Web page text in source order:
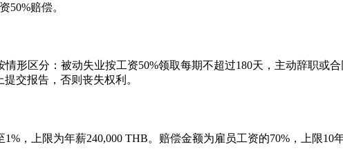
50%赔偿。
情形区分：被动失业按工资50%领取每期不超过180天，主动辞职或
交报告，否则丧失权利。
，上限为年薪240,000 THB。赔偿金额为雇员工资的70%，上限